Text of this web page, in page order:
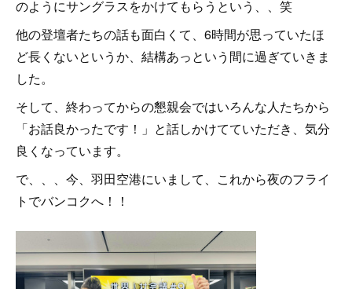
のようにサングラスをかけてもらうという、、笑
他の登壇者たちの話も面白くて、6時間が思っていたほ
ど長くないというか、結構あっという間に過ぎていきま
した。
そして、終わってからの懇親会ではいろんな人たちから
「お話良かったです！」と話しかけてていただき、気分
良くなっています。
で、、、今、羽田空港にいまして、これから夜のフライ
トでバンコクへ！！